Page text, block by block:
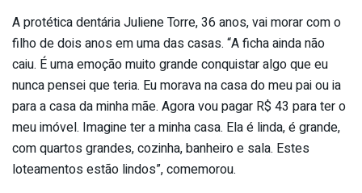
A protética dentária Juliene Torre, 36 anos, vai morar com o
filho de dois anos em uma das casas. “A ficha ainda não
caiu. É uma emoção muito grande conquistar algo que eu
nunca pensei que teria. Eu morava na casa do meu pai ou ia
para a casa da minha mãe. Agora vou pagar R$ 43 para ter o
meu imóvel. Imagine ter a minha casa. Ela é linda, é grande,
com quartos grandes, cozinha, banheiro e sala. Estes
loteamentos estão lindos”, comemorou.